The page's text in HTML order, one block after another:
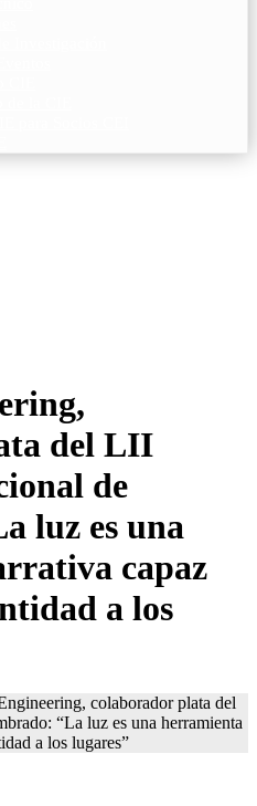
del LII
de
luz es una
capaz
a los
colaborador plata del
“La luz es una herramienta
a los lugares”